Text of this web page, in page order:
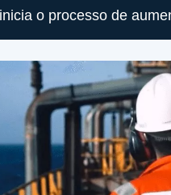
o processo de